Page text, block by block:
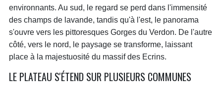
environnants. Au sud, le regard se perd dans l'immensité
des champs de lavande, tandis qu'à l'est, le panorama
s'ouvre vers les pittoresques Gorges du Verdon. De l'autre
côté, vers le nord, le paysage se transforme, laissant
place à la majestuosité du massif des Ecrins.
LE PLATEAU S'ÉTEND SUR PLUSIEURS COMMUNES